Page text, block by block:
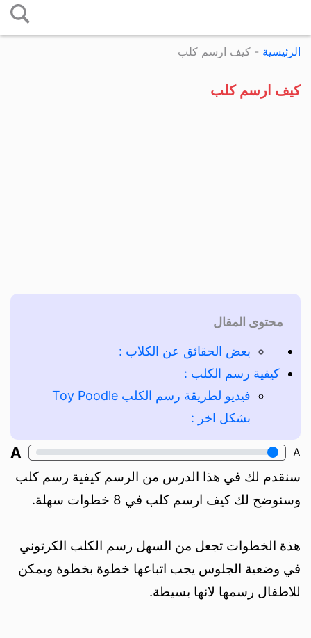
إلى
الرئيسية - كيف ارسم كلب
كيف ارسم كلب
محتوى المقال
بعض الحقائق عن الكلاب :
كيفية رسم الكلب :
بشكل اخر :
A
A
سنقدم لك في هذا الدرس من الرسم كيفية رسم كلب
وسنوضح لك كيف ارسم كلب في 8 خطوات سهلة.
هذة الخطوات تجعل من السهل رسم الكلب الكرتوني
في وضعية الجلوس يجب اتباعها خطوة بخطوة ويمكن
للاطفال رسمها لانها بسيطة.